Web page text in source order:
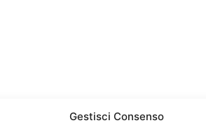
Gestisci Consenso